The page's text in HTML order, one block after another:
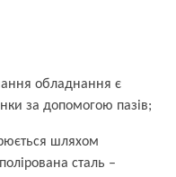
обладнання є
за допомогою пазів;
шляхом
сталь –